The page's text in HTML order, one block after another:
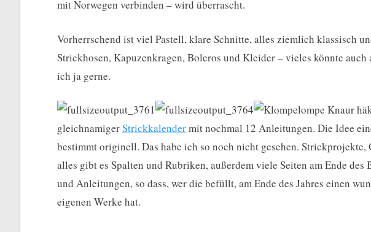
mit Norwegen verbinden – wird überrascht.
Vorherrschend ist viel Pastell, klare Schnitte, alles ziemlich klassisch
Strickhosen, Kapuzenkragen, Boleros und Kleider – vieles könnte auch
ich ja gerne.
gleichnamigerStrickkalendermit nochmal 12 Anleitungen. Die Idee
bestimmt originell. Das habe ich so noch nicht gesehen. Strickprojekte,
alles gibt es Spalten und Rubriken, außerdem viele Seiten am Ende des
und Anleitungen, so dass, wer die befüllt, am Ende des Jahres einen
eigenen Werke hat.